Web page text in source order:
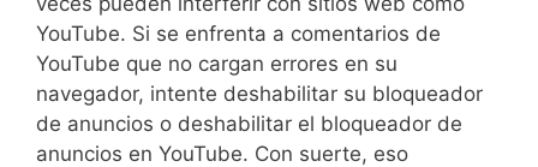
YouTube. Si se enfrenta a comentarios de
YouTube que no cargan errores en su
navegador, intente deshabilitar su bloqueador
de anuncios o deshabilitar el bloqueador de
anuncios en YouTube. Con suerte, eso